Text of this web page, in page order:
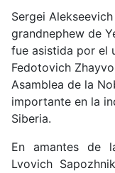
Sergei
grandnephew de
fue asistida por el
Fedotovich
Asamblea de la
importante en la
Siberia.
En amantes de
Lvovich